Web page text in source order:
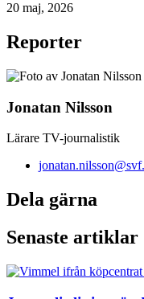
20 maj, 2026
Reporter
Jonatan Nilsson
Lärare TV-journalistik
Dela gärna
Senaste artiklar